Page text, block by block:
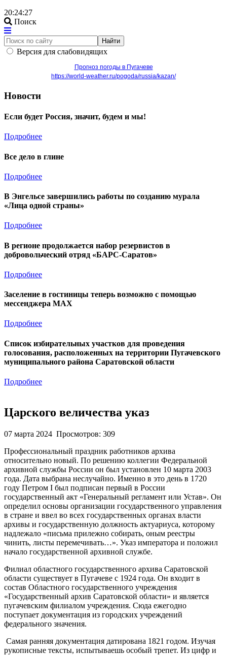
20:24:27
Поиск
Найти
Версия для слабовидящих
Прогноз погоды в Пугачеве
https://world-weather.ru/pogoda/russia/kazan/
Новости
Если будет Россия, значит, будем и мы!
Подробнее
Все дело в глине
Подробнее
В Энгельсе завершились работы по созданию мурала
«Лица одной страны»
Подробнее
В регионе продолжается набор резервистов в
добровольческий отряд «БАРС-Саратов»
Подробнее
Заселение в гостиницы теперь возможно с помощью
мессенджера MAX
Подробнее
Список избирательных участков для проведения
голосования, расположенных на территории Пугачевского
муниципального района Саратовской области
Подробнее
Царского величества указ
07 марта 2024 Просмотров: 309
Профессиональный праздник работников архива
относительно новый. По решению коллегии Федеральной
архивной службы России он был установлен 10 марта 2003
года. Дата выбрана неслучайно. Именно в это день в 1720
году Петром I был подписан первый в России
государственный акт «Генеральный регламент или Устав». Он
определил основы организации государственного управления
в стране и ввел во всех государственных органах власти
архивы и государственную должность актуариуса, которому
надлежало «письма прилежно собирать, оным реестры
чинить, листы перемечивать…». Указ императора и положил
начало государственной архивной службе.
Филиал областного государственного архива Саратовской
области существует в Пугачеве с 1924 года. Он входит в
состав Областного государственного учреждения
«Государственный архив Саратовской области» и является
пугачевским филиалом учреждения. Сюда ежегодно
поступает документация из городских учреждений
федерального значения.
Самая ранняя документация датирована 1821 годом. Изучая
рукописные тексты, испытываешь особый трепет. Из цифр и